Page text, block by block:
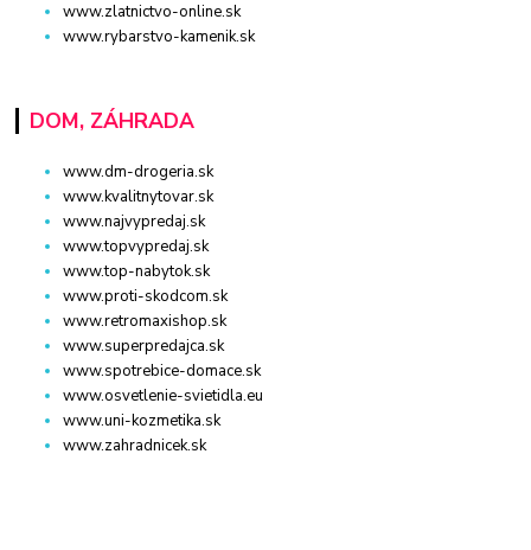
www.zlatnictvo-online.sk
www.rybarstvo-kamenik.sk
DOM, ZÁHRADA
www.dm-drogeria.sk
www.kvalitnytovar.sk
www.najvypredaj.sk
www.topvypredaj.sk
www.top-nabytok.sk
www.proti-skodcom.sk
www.retromaxishop.sk
www.superpredajca.sk
www.spotrebice-domace.sk
www.osvetlenie-svietidla.eu
www.uni-kozmetika.sk
www.zahradnicek.sk